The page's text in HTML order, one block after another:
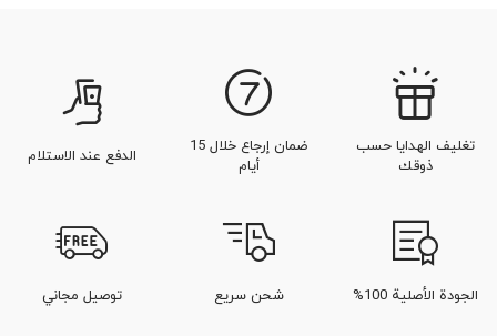
تغليف الهدايا حسب
ذوقك
ضمان إرجاع خلال 15
أيام
الدفع عند الاستلام
الجودة الأصلية 100% شحن سريع توصيل مجاني